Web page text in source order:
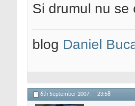
Si drumul nu se
blog Daniel
6th September 2007, 23:58